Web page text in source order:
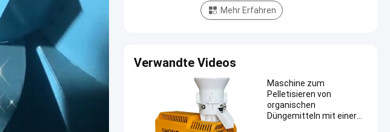
Mehr Erfahren
Verwandte Videos
Maschine zum
Pelletisieren von
organischen
Düngemitteln mit einer